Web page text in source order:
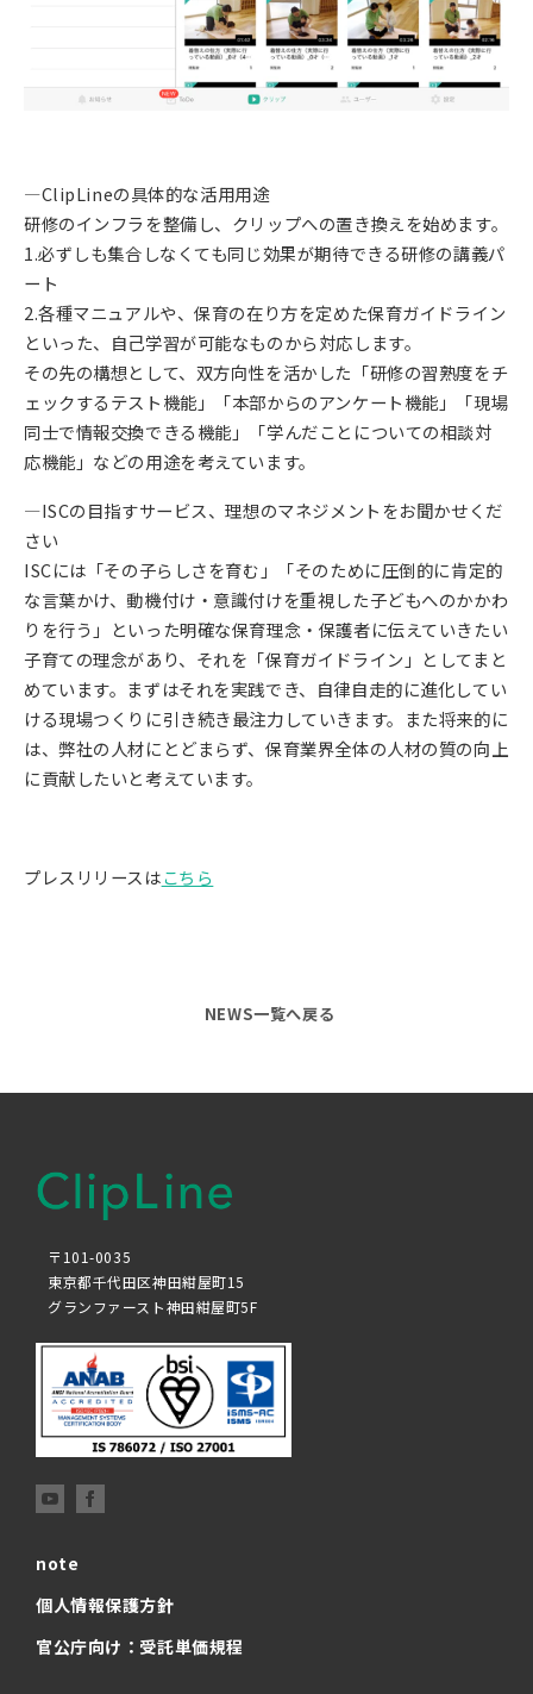
—ClipLineの具体的な活用用途
研修のインフラを整備し、クリップへの置き換えを始めます。
1.必ずしも集合しなくても同じ効果が期待できる研修の講義パ
ート
2.各種マニュアルや、保育の在り方を定めた保育ガイドライン
といった、自己学習が可能なものから対応します。
その先の構想として、双方向性を活かした「研修の習熟度をチ
ェックするテスト機能」「本部からのアンケート機能」「現場
同士で情報交換できる機能」「学んだことについての相談対
応機能」などの用途を考えています。
—ISCの目指すサービス、理想のマネジメントをお聞かせくだ
さい
ISCには「その子らしさを育む」「そのために圧倒的に肯定的
な言葉かけ、動機付け・意識付けを重視した子どもへのかかわ
りを行う」といった明確な保育理念・保護者に伝えていきたい
子育ての理念があり、それを「保育ガイドライン」としてまと
めています。まずはそれを実践でき、自律自走的に進化してい
ける現場つくりに引き続き最注力していきます。また将来的に
は、弊社の人材にとどまらず、保育業界全体の人材の質の向上
に貢献したいと考えています。
プレスリリースはこちら
NEWS一覧へ戻る
〒101-0035
東京都千代田区神田紺屋町15
グランファースト神田紺屋町5F
note
個人情報保護方針
官公庁向け：受託単価規程